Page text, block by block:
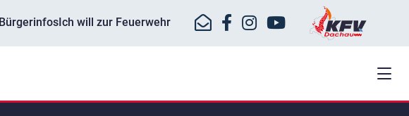
BürgerinfosIch will zur Feuerwehr